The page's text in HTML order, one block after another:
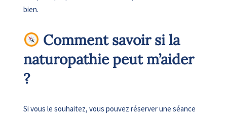
bien.
Comment savoir si la
naturopathie peut m’aider
?
Si vous le souhaitez, vous pouvez réserver une séance